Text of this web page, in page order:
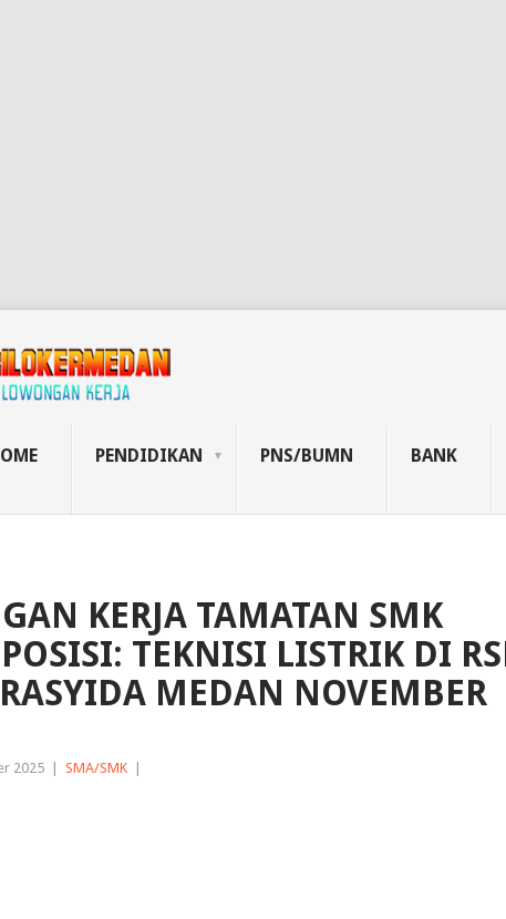
PENDIDIKAN PNS/BUMN BANK
KERJA TAMATAN SMK
TEKNISI LISTRIK DI
MEDAN NOVEMBER
2025 SMA/SMK